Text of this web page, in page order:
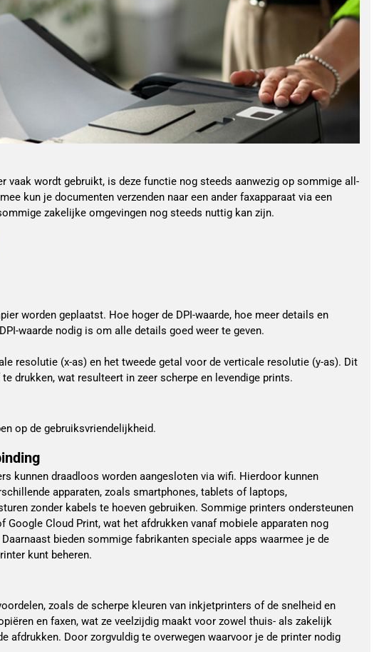
vaak wordt gebruikt, is deze functie nog steeds aanwezig op sommige all-
kun je documenten verzenden naar een ander faxapparaat via een
zakelijke omgevingen nog steeds nuttig kan zijn.
worden geplaatst. Hoe hoger de DPI-waarde, hoe meer details en
waarde nodig is om alle details goed weer te geven.
resolutie (x-as) en het tweede getal voor de verticale resolutie (y-as). Dit
drukken, wat resulteert in zeer scherpe en levendige prints.
op de gebruiksvriendelijkheid.
kunnen draadloos worden aangesloten via wifi. Hierdoor kunnen
apparaten, zoals smartphones, tablets of laptops,
zonder kabels te hoeven gebruiken. Sommige printers ondersteunen
Google Cloud Print, wat het afdrukken vanaf mobiele apparaten nog
bieden sommige fabrikanten speciale apps waarmee je de
kunt beheren.
zoals de scherpe kleuren van inkjetprinters of de snelheid en
en faxen, wat ze veelzijdig maakt voor zowel thuis- als zakelijk
afdrukken. Door zorgvuldig te overwegen waarvoor je de printer nodig